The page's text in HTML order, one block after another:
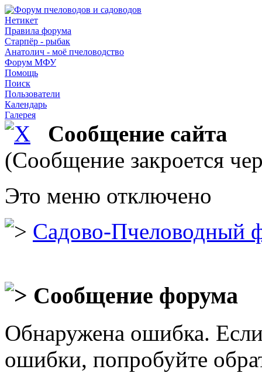
Нетикет
Правила форума
Старпёр - рыбак
Анатолич - моё пчеловодство
Форум МФУ
Помощь
Поиск
Пользователи
Календарь
Галерея
Сообщение сайта
(Сообщение закроется
Это меню отключено
Садово-Пчеловодный
Сообщение форума
Обнаружена ошибка.
ошибки, попробуйте